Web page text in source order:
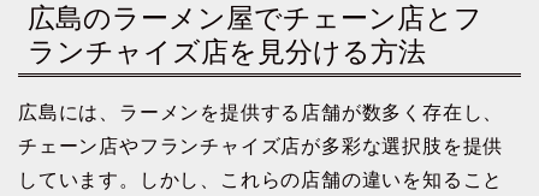
広島のラーメン屋でチェーン店とフ
ランチャイズ店を見分ける方法
広島には、ラーメンを提供する店舗が数多く存在し、
チェーン店やフランチャイズ店が多彩な選択肢を提供
しています。しかし、これらの店舗の違いを知ること